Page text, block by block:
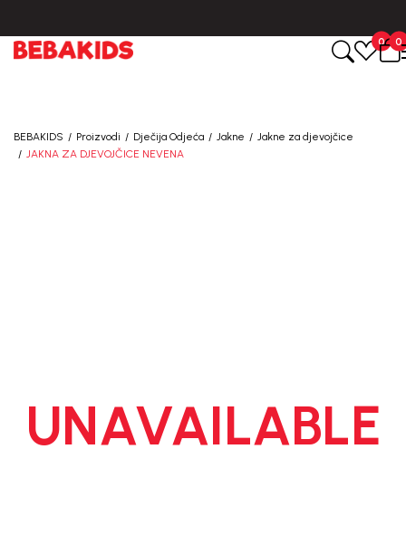
0 0
BEBAKIDS Proizvodi Dječija Odjeća Jakne
Jakne za djevojčice
JAKNA ZA DJEVOJČICE NEVENA
UNAVAILABLE